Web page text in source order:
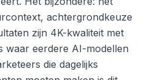
achtergrondkeuze
zijn 4K-kwaliteit met
eerdere AI-modellen
die dagelijks